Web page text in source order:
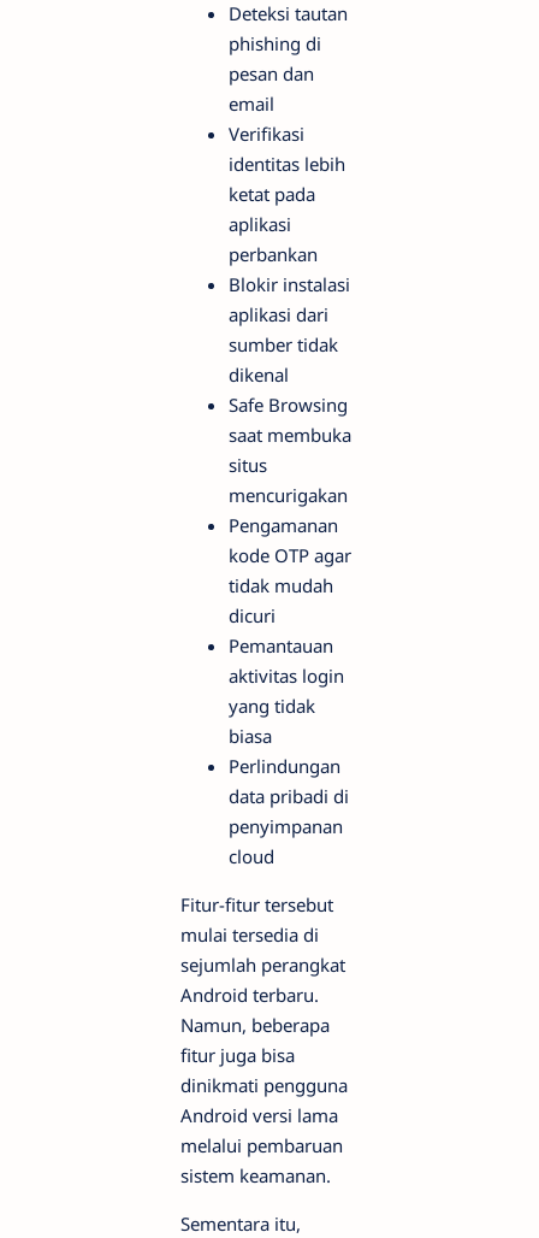
Deteksi tautan
phishing di
pesan dan
email
Verifikasi
identitas lebih
ketat pada
aplikasi
perbankan
Blokir instalasi
aplikasi dari
sumber tidak
dikenal
Safe Browsing
saat membuka
situs
mencurigakan
Pengamanan
kode OTP agar
tidak mudah
dicuri
Pemantauan
aktivitas login
yang tidak
biasa
Perlindungan
data pribadi di
penyimpanan
cloud
Fitur-fitur tersebut
mulai tersedia di
sejumlah perangkat
Android terbaru.
Namun, beberapa
fitur juga bisa
dinikmati pengguna
Android versi lama
melalui pembaruan
sistem keamanan.
Sementara itu,